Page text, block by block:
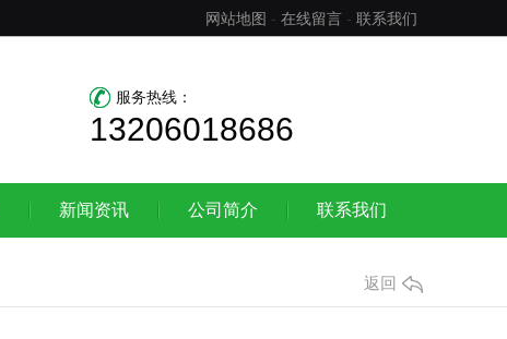
网站地图 - 在线留言 - 联系我们
服务热线：
13206018686
新闻资讯 公司简介 联系我们
返回